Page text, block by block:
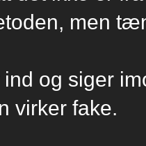
men
ind og siger
virker fake.